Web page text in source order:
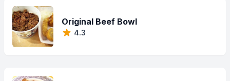
Original Beef Bowl
4.3